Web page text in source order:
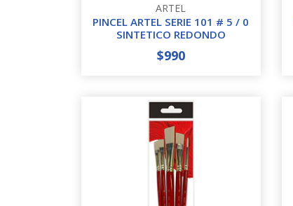
ARTEL
PINCEL ARTEL SERIE 101 # 5 / 0
SINTETICO REDONDO
+
$990